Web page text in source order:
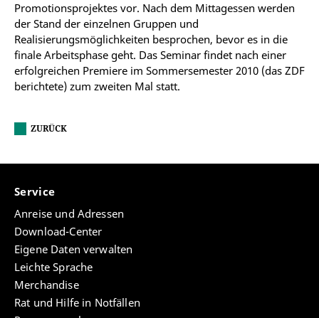
Promotionsprojektes vor. Nach dem Mittagessen werden
der Stand der einzelnen Gruppen und
Realisierungsmöglichkeiten besprochen, bevor es in die
finale Arbeitsphase geht. Das Seminar findet nach einer
erfolgreichen Premiere im Sommersemester 2010 (das ZDF
berichtete) zum zweiten Mal statt.
ZURÜCK
Service
Anreise und Adressen
Download-Center
Eigene Daten verwalten
Leichte Sprache
Merchandise
Rat und Hilfe in Notfällen